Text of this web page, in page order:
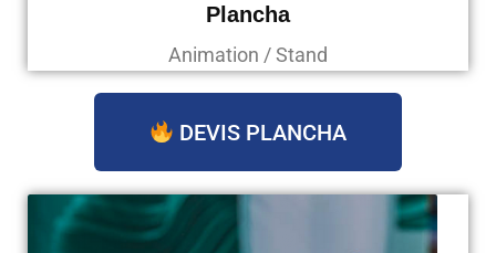
Plancha
Animation / Stand
DEVIS PLANCHA